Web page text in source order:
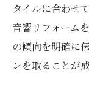
タイルに合わせ
音響リフォーム
の傾向を明確に
ンを取ることが